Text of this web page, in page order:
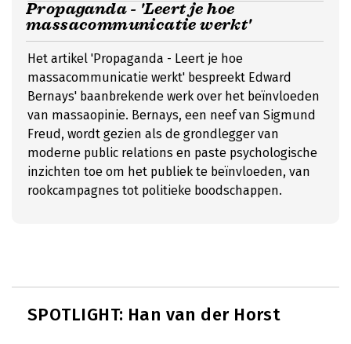
Propaganda - 'Leert je hoe
massacommunicatie werkt'
Het artikel 'Propaganda - Leert je hoe
massacommunicatie werkt' bespreekt Edward
Bernays' baanbrekende werk over het beïnvloeden
van massaopinie. Bernays, een neef van Sigmund
Freud, wordt gezien als de grondlegger van
moderne public relations en paste psychologische
inzichten toe om het publiek te beïnvloeden, van
rookcampagnes tot politieke boodschappen.
SPOTLIGHT: Han van der Horst